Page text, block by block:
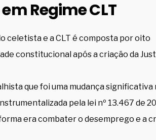
Regime CLT
celetista e a CLT é composta por oito
constitucional após a criação da
que foi uma mudança significativa
pela lei nº 13.467 de
era combater o desemprego e a